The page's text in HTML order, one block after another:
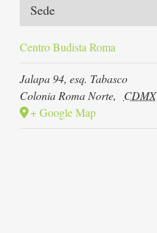
Sede
Centro Budista Roma
Jalapa 94, esq. Tabasco
Colonia Roma Norte, CDMX
+ Google Map